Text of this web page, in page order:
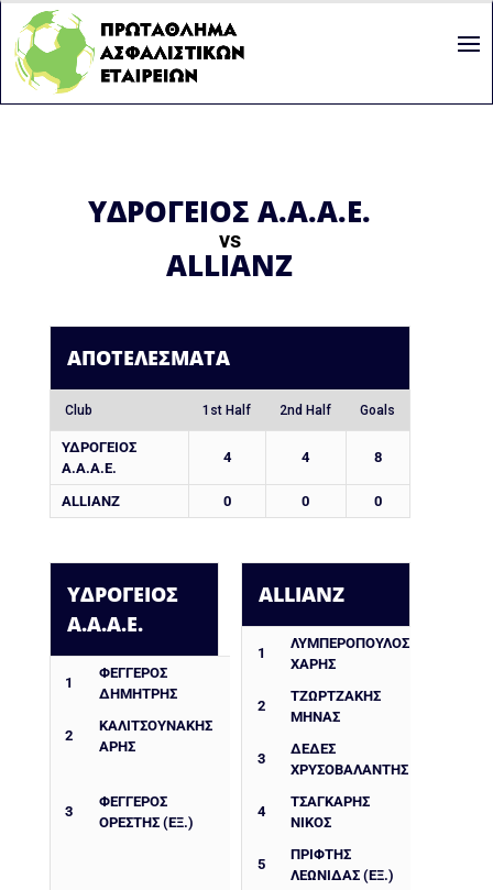
ΥΔΡΟΓΕΙΟΣ Α.Α.Α.Ε.
vs
ALLIANZ
ΑΠΟΤΕΛΈΣΜΑΤΑ
Club 1st Half 2nd Half Goals
ΥΔΡΟΓΕΙΟΣ
Α.Α.Α.Ε.
4 4 8
ALLIANZ 0 0 0
ΥΔΡΟΓΕΙΟΣ
Α.Α.Α.Ε.
1
ΦΕΓΓΕΡΌΣ
ΔΗΜΉΤΡΗΣ
2
ΚΑΛΙΤΣΟΥΝΑΚΗΣ
ΑΡΗΣ
3
ΦΕΓΓΕΡΌΣ
ΟΡΈΣΤΗΣ (ΕΞ.)
ALLIANZ
1
ΛΥΜΠΕΡΟΠΟΥΛΟΣ
ΧΑΡΗΣ
2
ΤΖΩΡΤΖΑΚΗΣ
ΜΗΝΑΣ
3
ΔΈΔΕΣ
ΧΡΥΣΟΒΑΛΆΝΤΗΣ
4
ΤΣΑΓΚΑΡΗΣ
ΝΙΚΟΣ
5
ΠΡΙΦΤΗΣ
ΛΕΩΝΙΔΑΣ (ΕΞ.)